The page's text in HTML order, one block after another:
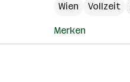
Wien
Vollzeit
Merken